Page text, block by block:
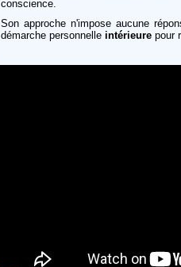
conscience.
Son approche n'impose aucune
démarche personnelle intérieure pour